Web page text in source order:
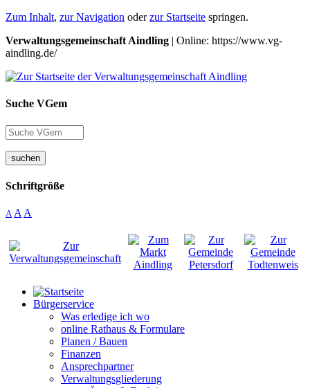
Zum Inhalt, zur Navigation oderzur Startseite springen.
Verwaltungsgemeinschaft Aindling | Online: https://www.vg-
aindling.de/
Suche VGem
suchen
Schriftgröße
A A A
Bürgerservice
Was erledige ich wo
online Rathaus & Formulare
Planen / Bauen
Finanzen
Ansprechpartner
Verwaltungsgliederung